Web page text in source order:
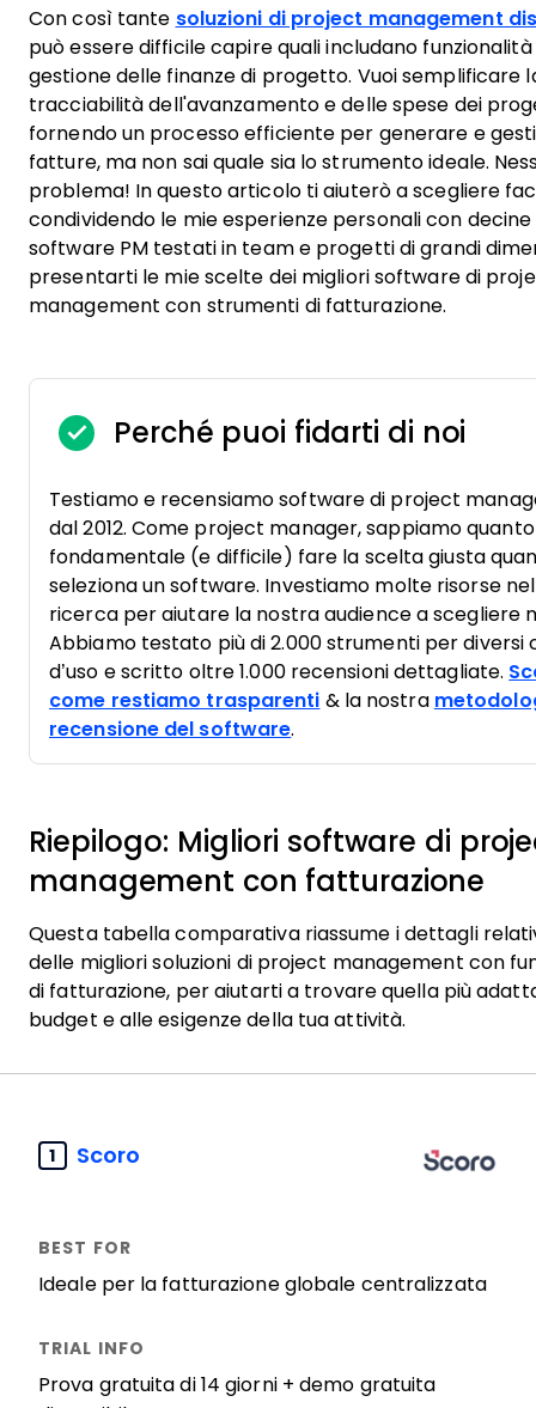
Con così tante soluzioni di project management
può essere difficile capire quali includano
gestione delle finanze di progetto. Vuoi semplificare
tracciabilità dell'avanzamento e delle spese dei
fornendo un processo efficiente per generare e
fatture, ma non sai quale sia lo strumento ideale.
problema! In questo articolo ti aiuterò a scegliere
condividendo le mie esperienze personali con decine
software PM testati in team e progetti di grandi
presentarti le mie scelte dei migliori software di
management con strumenti di fatturazione.
Perché puoi fidarti di noi
Testiamo e recensiamo software di project
dal 2012. Come project manager, sappiamo quanto
fondamentale (e difficile) fare la scelta giusta
seleziona un software. Investiamo molte risorse
ricerca per aiutare la nostra audience a scegliere
Abbiamo testato più di 2.000 strumenti per diversi
d’uso e scritto oltre 1.000 recensioni dettagliate.
come restiamo trasparenti & la nostra
recensione del software.
Riepilogo: Migliori software di
management con fatturazione
Questa tabella comparativa riassume i dettagli
delle migliori soluzioni di project management con
di fatturazione, per aiutarti a trovare quella più
budget e alle esigenze della tua attività.
1 Scoro
Ideale per la fatturazione globale centralizzata
Prova gratuita di 14 giorni + demo gratuita